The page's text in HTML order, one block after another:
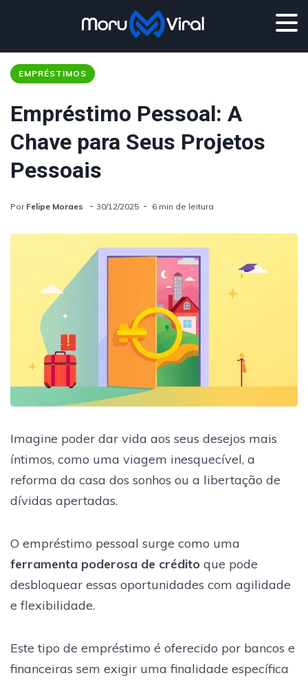
EMPRÉSTIMOS
Empréstimo Pessoal: A
Chave para Seus Projetos
Pessoais
Por Felipe Moraes 30/12/2025 6 min de leitura
Imagine poder dar vida aos seus desejos mais
íntimos, como uma viagem inesquecível, a
reforma da casa dos sonhos ou a libertação de
dívidas apertadas.
O empréstimo pessoal surge como uma
ferramenta poderosa de crédito que pode
desbloquear essas oportunidades com agilidade
e flexibilidade.
Este tipo de empréstimo é oferecido por bancos e
financeiras sem exigir uma finalidade específica